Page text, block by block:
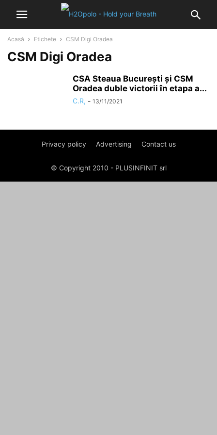
Acasă Etichete CSM Digi Oradea
CSM Digi Oradea
CSA Steaua Bucureşti şi CSM
Oradea duble victorii în etapa a...
C.R, - 13/11/2021
Privacy policy Advertising Contact us
© Copyright 2010 - PLUSINFINIT srl